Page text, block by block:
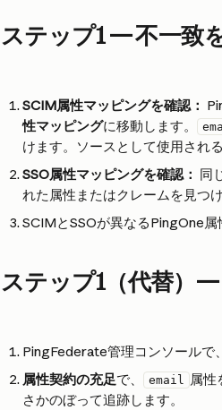
ステップ1 — 不一致
SCIM属性マッピングを確認：
性マッピングに移動します。
けます。ソースとして使用され
SSO属性マッピングを確認： 同
れた属性またはクレームを見つ
SCIMとSSOが異なるPingOne属
ステップ1（代替）—
PingFederate管理コンソールで
属性契約の充足で、 email 属性
さかのぼって追跡します。